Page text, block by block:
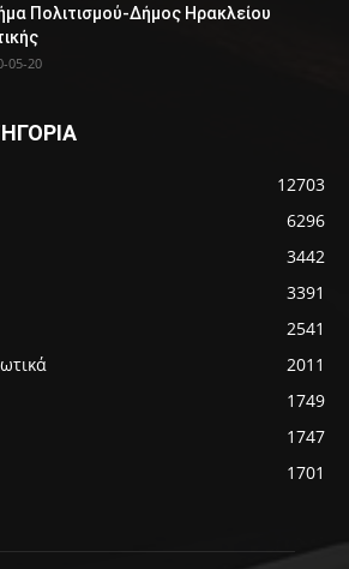
Πολιτισμού-Δήμος Ηρακλείου
05-20
12703
6296
3442
3391
2541
2011
1749
1747
1701